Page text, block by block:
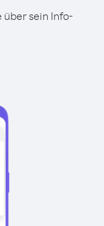
über sein Info-